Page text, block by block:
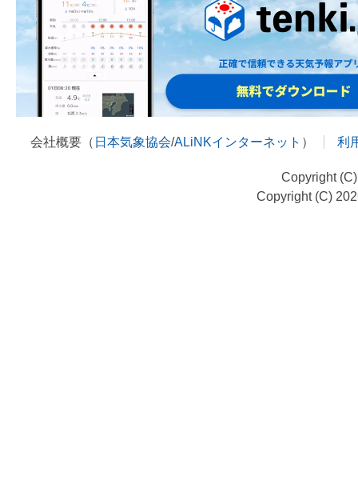
会社概要（ 日本気象協会/ALiNKインターネット ） 利
Copyright
Copyright (C)